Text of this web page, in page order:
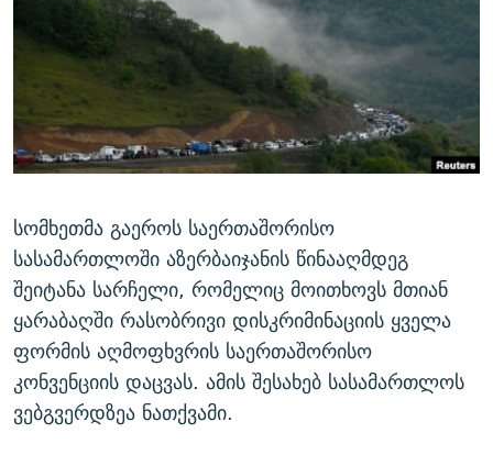
ᲛᲝᲚᲐᲞᲐᲠᲐᲙᲔ ᲢᲔᲥᲡᲢᲔᲑᲘ
ᲨᲘᲜ - ᲣᲪᲮᲝᲔᲗᲨᲘ
ᲚᲘᲢᲔᲠᲐᲢᲣᲠᲣᲚᲘ ᲬᲐᲮᲜᲐᲒᲔᲑᲘ
ᲐᲛᲔᲠᲘᲙᲣᲚᲘ ᲛᲝᲗᲮᲠᲝᲑᲐ
ᲘᲛᲞᲔᲠᲘᲐ ᲓᲐ ᲠᲐᲓᲘᲝ
ᲩᲔᲛᲘ ᲡᲘᲙᲕᲓᲘᲚᲘᲡ ᲛᲘᲖᲔᲖᲘᲐ COVID-19
11 ᲬᲔᲚᲘ - 11 ᲐᲛᲑᲐᲕᲘ
ᲡᲐᲞᲐᲠᲚᲐᲛᲔᲜᲢᲝ ᲐᲠᲩᲔᲕᲜᲔᲑᲘᲡ ᲘᲡᲢᲝᲠᲘᲐ
ᲑᲐᲕᲨᲕᲔᲑᲘ ᲞᲠᲝᲡᲢᲘᲢᲣᲪᲘᲐᲨᲘ - ᲐᲛᲝᲣᲗᲥᲛᲔᲚᲘ ᲐᲛᲑᲐᲕᲘ
5 ᲐᲛᲑᲐᲕᲘ - 20 ᲘᲕᲜᲘᲡᲡ ᲓᲐᲨᲐᲕᲔᲑᲣᲚᲔᲑᲘ
ᲐᲒᲕᲘᲡᲢᲝᲡ ᲝᲛᲘ
ПРИВЕТ ᲙᲣᲚᲢᲣᲠᲐ
ᲒᲐᲛᲝᲘᲬᲔᲠᲔ
რთე/რთ-ის ყველა საიტი
სომხეთმა გაეროს საერთაშორისო
სასამართლოში აზერბაიჯანის წინააღმდეგ
შეიტანა სარჩელი, რომელიც მოითხოვს მთიან
ყარაბაღში რასობრივი დისკრიმინაციის ყველა
ფორმის აღმოფხვრის საერთაშორისო
კონვენციის დაცვას. ამის შესახებ სასამართლოს
ვებგვერდზეა ნათქვამი.